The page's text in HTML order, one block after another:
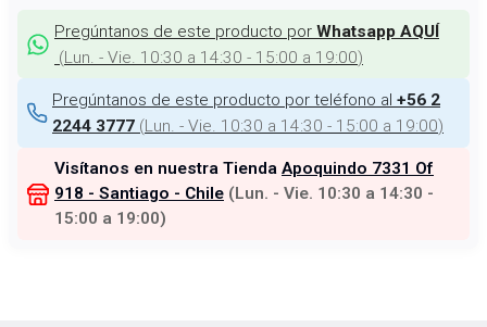
Pregúntanos de este producto por Whatsapp AQUÍ
(Lun. - Vie. 10:30 a 14:30 - 15:00 a 19:00)
Pregúntanos de este producto por teléfono al +56 2
2244 3777 (Lun. - Vie. 10:30 a 14:30 - 15:00 a 19:00)
Visítanos en nuestra Tienda Apoquindo 7331 Of
918 - Santiago - Chile (Lun. - Vie. 10:30 a 14:30 -
15:00 a 19:00)